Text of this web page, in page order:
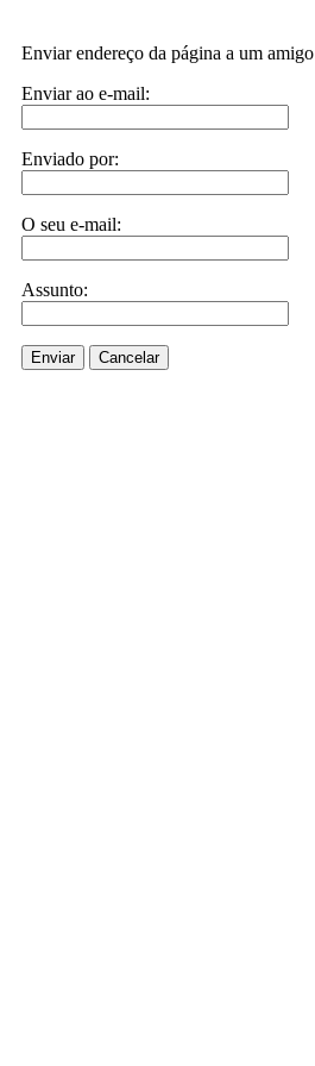
Enviar endereço da página a um amigo
Enviar ao e-mail:
Enviado por:
O seu e-mail:
Assunto:
Enviar Cancelar